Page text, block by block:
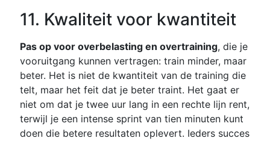
11. Kwaliteit voor kwantiteit
Pas op voor overbelasting en overtraining, die je
vooruitgang kunnen vertragen: train minder, maar
beter. Het is niet de kwantiteit van de training die
telt, maar het feit dat je beter traint. Het gaat er
niet om dat je twee uur lang in een rechte lijn rent,
terwijl je een intense sprint van tien minuten kunt
doen die betere resultaten oplevert. Ieders succes